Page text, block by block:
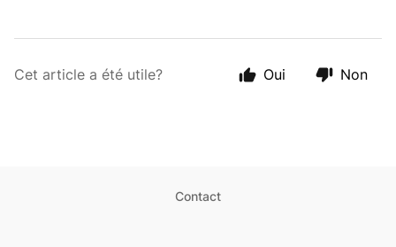
Cet article a été utile? Oui Non
Contact